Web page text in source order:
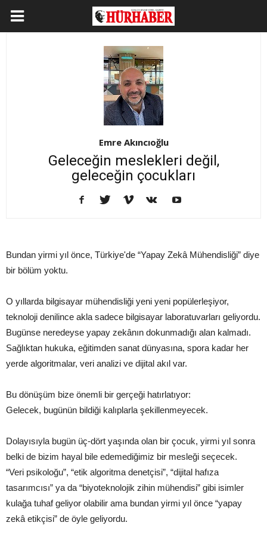
Emre Akıncıoğlu
Geleceğin meslekleri değil,
geleceğin çocukları
Bundan yirmi yıl önce, Türkiye'de “Yapay Zekâ Mühendisliği” diye
bir bölüm yoktu.
O yıllarda bilgisayar mühendisliği yeni yeni popülerleşiyor,
teknoloji denilince akla sadece bilgisayar laboratuvarları geliyordu.
Bugünse neredeyse yapay zekânın dokunmadığı alan kalmadı.
Sağlıktan hukuka, eğitimden sanat dünyasına, spora kadar her
yerde algoritmalar, veri analizi ve dijital akıl var.
Bu dönüşüm bize önemli bir gerçeği hatırlatıyor:
Gelecek, bugünün bildiği kalıplarla şekillenmeyecek.
Dolayısıyla bugün üç-dört yaşında olan bir çocuk, yirmi yıl sonra
belki de bizim hayal bile edemediğimiz bir mesleği seçecek.
“Veri psikoloğu”, “etik algoritma denetçisi”, “dijital hafıza
tasarımcısı” ya da “biyoteknolojik zihin mühendisi” gibi isimler
kulağa tuhaf geliyor olabilir ama bundan yirmi yıl önce “yapay
zekâ etikçisi” de öyle geliyordu.